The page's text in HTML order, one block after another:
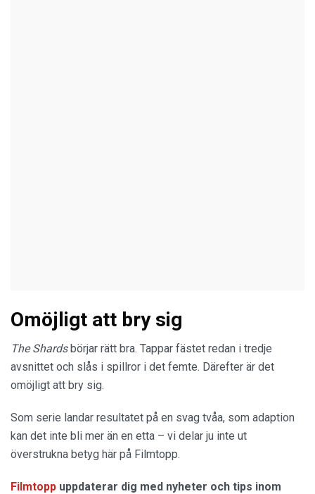
Omöjligt att bry sig
The Shardsbörjar rätt bra. Tappar fästet redan i tredje
avsnittet och slås i spillror i det femte. Därefter är det
omöjligt att bry sig.
Som serie landar resultatet på en svag tvåa, som adaption
kan det inte bli mer än en etta – vi delar ju inte ut
överstrukna betyg här på Filmtopp.
Filmtopp uppdaterar dig med nyheter och tips inom